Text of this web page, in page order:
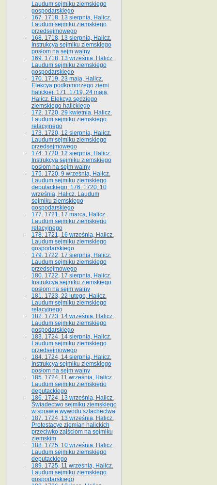
Laudum sejmiku ziemskiego
gospodarskiego
167. 1718, 13 sierpnia, Halicz.
Laudum sejmiku ziemskiego
przedsejmowego
168. 1718, 13 sierpnia, Halicz.
Instrukcya sejmiku ziemskiego
posłom na sejm walny
169. 1718, 13 września, Halicz.
Laudum sejmiku ziemskiego
gospodarskiego
170. 1719, 23 maja, Halicz.
Elekcya podkomorzego ziemi
halickiej. 171. 1719, 24 maja,
Halicz. Elekcya sędziego
ziemskiego halickiego
172. 1720, 29 kwietnia, Halicz.
Laudum sejmiku ziemskiego
relacyjnego
173. 1720, 12 sierpnia, Halicz.
Laudum sejmiku ziemskiego
przedsejmowego
174. 1720, 12 sierpnia, Halicz.
Instrukcya sejmiku ziemskiego
posłom na sejm walny
175. 1720, 9 września, Halicz.
Laudum sejmiku ziemskiego
deputackiego. 176. 1720, 10
września, Halicz. Laudum
sejmiku ziemskiego
gospodarskiego
177. 1721, 17 marca, Halicz.
Laudum sejmiku ziemskiego
relacyjnego
178. 1721, 16 września, Halicz.
Laudum sejmiku ziemskiego
gospodarskiego
179. 1722, 17 sierpnia, Halicz.
Laudum sejmiku ziemskiego
przedsejmowego
180. 1722, 17 sierpnia, Halicz.
Instrukcya sejmiku ziemskiego
posłom na sejm walny
181. 1723, 22 lutego, Halicz.
Laudum sejmiku ziemskiego
relacyjnego
182. 1723, 14 września, Halicz.
Laudum sejmiku ziemskiego
gospodarskiego
183. 1724, 14 sierpnia, Halicz.
Laudum sejmiku ziemskiego
przedsejmowego
184. 1724, 14 sierpnia, Halicz.
Instrukcya sejmiku ziemskiego
posłom na sejm walny
185. 1724, 11 września, Halicz.
Laudum sejmiku ziemskiego
deputackiego
186. 1724, 13 września, Halicz.
Świadectwo sejmiku ziemskiego
w sprawie wywodu szlachectwa
187. 1724, 13 września, Halicz.
Protestacye ziemian halickich
przeciwko zajściom na sejmiku
ziemskim
188. 1725, 10 września, Halicz.
Laudum sejmiku ziemskiego
deputackiego
189. 1725, 11 września, Halicz.
Laudum sejmiku ziemskiego
gospodarskiego